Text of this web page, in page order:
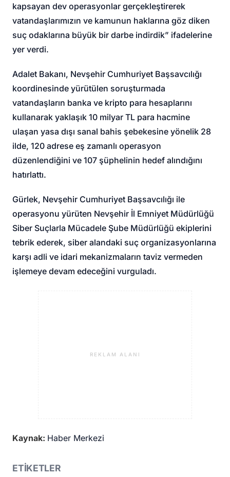
kapsayan dev operasyonlar gerçekleştirerek
vatandaşlarımızın ve kamunun haklarına göz diken
suç odaklarına büyük bir darbe indirdik” ifadelerine
yer verdi.
Adalet Bakanı, Nevşehir Cumhuriyet Başsavcılığı
koordinesinde yürütülen soruşturmada
vatandaşların banka ve kripto para hesaplarını
kullanarak yaklaşık 10 milyar TL para hacmine
ulaşan yasa dışı sanal bahis şebekesine yönelik 28
ilde, 120 adrese eş zamanlı operasyon
düzenlendiğini ve 107 şüphelinin hedef alındığını
hatırlattı.
Gürlek, Nevşehir Cumhuriyet Başsavcılığı ile
operasyonu yürüten Nevşehir İl Emniyet Müdürlüğü
Siber Suçlarla Mücadele Şube Müdürlüğü ekiplerini
tebrik ederek, siber alandaki suç organizasyonlarına
karşı adli ve idari mekanizmaların taviz vermeden
işlemeye devam edeceğini vurguladı.
REKLAM ALANI
Kaynak: Haber Merkezi
ETİKETLER